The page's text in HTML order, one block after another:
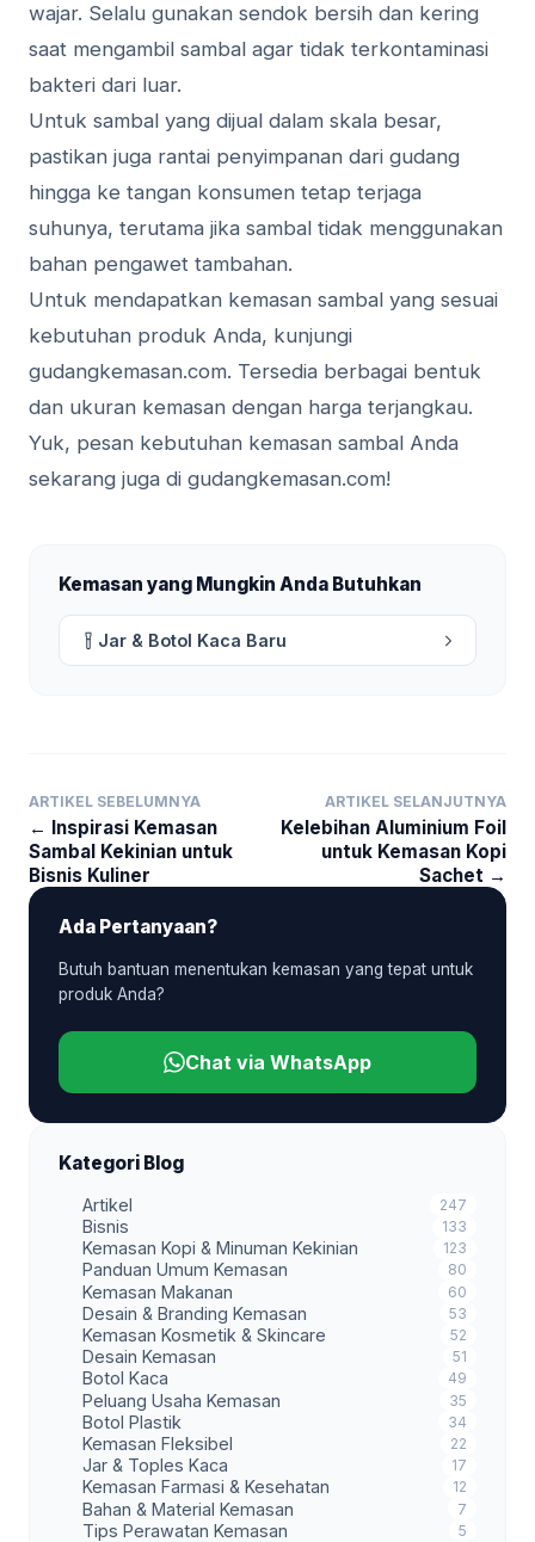
wajar. Selalu gunakan sendok bersih dan kering
saat mengambil sambal agar tidak terkontaminasi
bakteri dari luar.
Untuk sambal yang dijual dalam skala besar,
pastikan juga rantai penyimpanan dari gudang
hingga ke tangan konsumen tetap terjaga
suhunya, terutama jika sambal tidak menggunakan
bahan pengawet tambahan.
Untuk mendapatkan kemasan sambal yang sesuai
kebutuhan produk Anda, kunjungi
gudangkemasan.com. Tersedia berbagai bentuk
dan ukuran kemasan dengan harga terjangkau.
Yuk, pesan kebutuhan kemasan sambal Anda
sekarang juga di gudangkemasan.com!
Kemasan yang Mungkin Anda Butuhkan
Jar & Botol Kaca Baru
ARTIKEL SEBELUMNYA
← Inspirasi Kemasan
Sambal Kekinian untuk
Bisnis Kuliner
ARTIKEL SELANJUTNYA
Kelebihan Aluminium Foil
untuk Kemasan Kopi
Sachet →
Ada Pertanyaan?
Butuh bantuan menentukan kemasan yang tepat untuk
produk Anda?
Chat via WhatsApp
Kategori Blog
Artikel 247
Bisnis 133
Kemasan Kopi & Minuman Kekinian 123
Panduan Umum Kemasan 80
Kemasan Makanan 60
Desain & Branding Kemasan 53
Kemasan Kosmetik & Skincare 52
Desain Kemasan 51
Botol Kaca 49
Peluang Usaha Kemasan 35
Botol Plastik 34
Kemasan Fleksibel 22
Jar & Toples Kaca 17
Kemasan Farmasi & Kesehatan 12
Bahan & Material Kemasan 7
Tips Perawatan Kemasan 5